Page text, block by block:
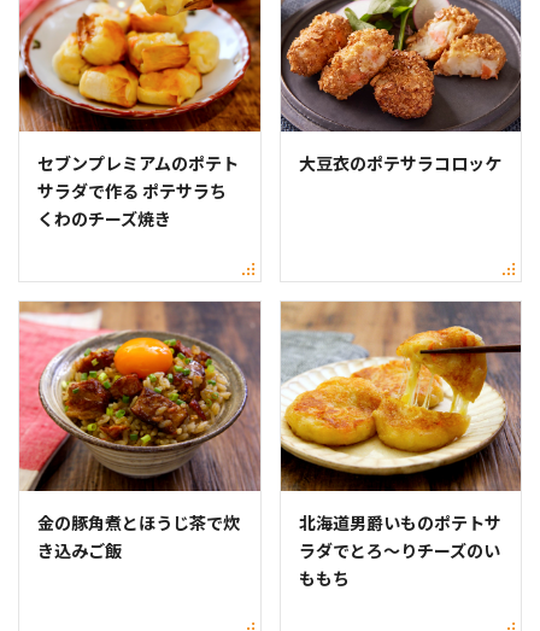
セブンプレミアムのポテト
サラダで作る ポテサラち
くわのチーズ焼き
大豆衣のポテサラコロッケ
金の豚角煮とほうじ茶で炊
き込みご飯
北海道男爵いものポテトサ
ラダでとろ〜りチーズのい
ももち